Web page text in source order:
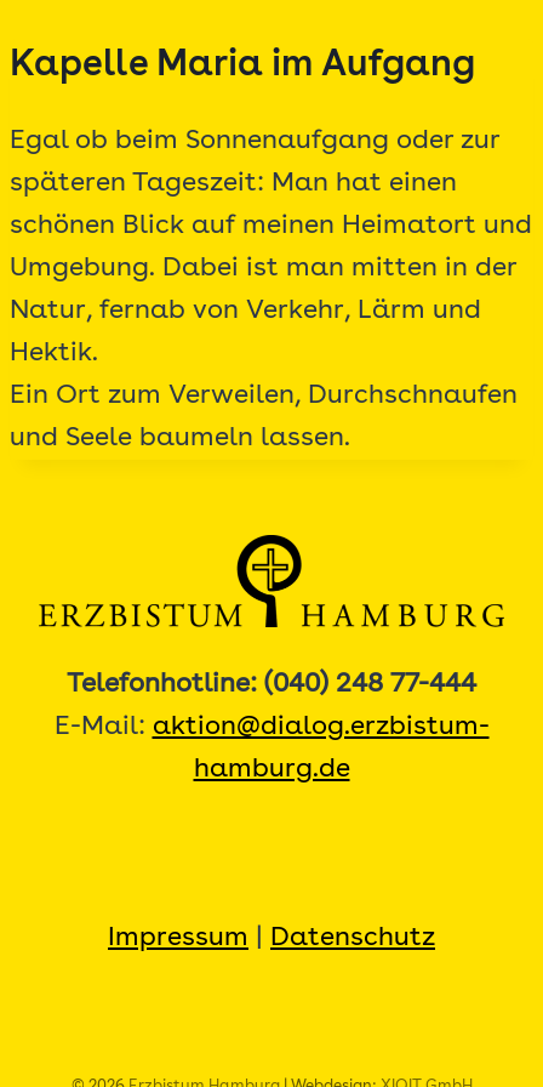
Inhalt
Kapelle Maria im Aufgang
Egal ob beim Sonnenaufgang oder zur
späteren Tageszeit: Man hat einen
schönen Blick auf meinen Heimatort und
Umgebung. Dabei ist man mitten in der
Natur, fernab von Verkehr, Lärm und
Hektik.
Ein Ort zum Verweilen, Durchschnaufen
und Seele baumeln lassen.
Telefonhotline: (040) 248 77-444
E-Mail: aktion@dialog.erzbistum-
hamburg.de
Impressum Datenschutz